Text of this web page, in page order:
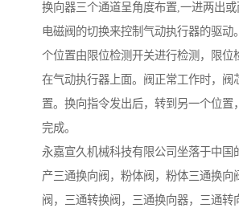
换向器三个通道呈角度布置,一进两出
电磁阀的切换来控制气动执行器的驱动
个位置由限位检测开关进行检测，限位
在气动执行器上面。阀正常工作时，阀
置。换向指令发出后，转到另一个位置
完成。
永嘉宣久机械科技有限公司坐落于中国
产三通换向阀，粉体阀，粉体三通换向
阀，三通转换阀，三通换向器，三通转